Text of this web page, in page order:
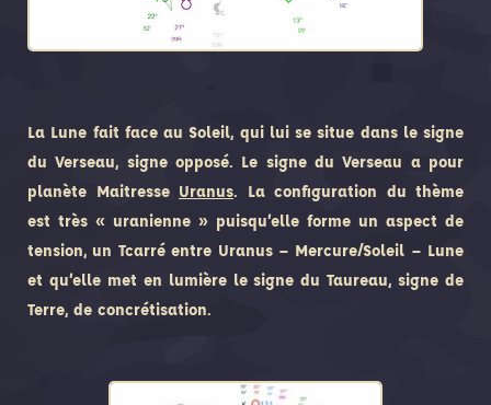
La Lune fait face au Soleil, qui lui se situe dans le signe
du Verseau, signe opposé. Le signe du Verseau a pour
planète Maitresse Uranus. La configuration du thème
est très « uranienne » puisqu’elle forme un aspect de
tension, un Tcarré entre Uranus – Mercure/Soleil – Lune
et qu’elle met en lumière le signe du Taureau, signe de
Terre, de concrétisation.